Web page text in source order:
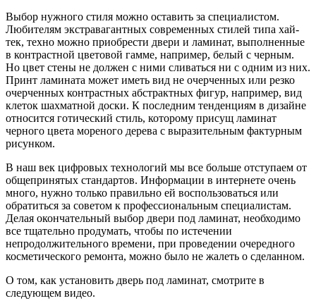
Выбор нужного стиля можно оставить за специалистом.
Любителям экстравагантных современных стилей типа хай-
тек, техно можно приобрести двери и ламинат, выполненные
в контрастной цветовой гамме, например, белый с черным.
Но цвет стены не должен с ними сливаться ни с одним из них.
Принт ламината может иметь вид не очерченных или резко
очерченных контрастных абстрактных фигур, например, вид
клеток шахматной доски. К последним тенденциям в дизайне
относится готический стиль, которому присущ ламинат
черного цвета мореного дерева с выразительным фактурным
рисунком.
В наш век цифровых технологий мы все больше отступаем от
общепринятых стандартов. Информации в интернете очень
много, нужно только правильно ей воспользоваться или
обратиться за советом к профессиональным специалистам.
Делая окончательный выбор двери под ламинат, необходимо
все тщательно продумать, чтобы по истечении
непродолжительного времени, при проведении очередного
косметического ремонта, можно было не жалеть о сделанном.
О том, как установить дверь под ламинат, смотрите в
следующем видео.